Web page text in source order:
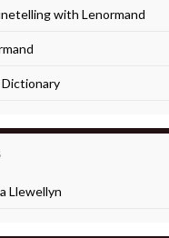
with Lenormand
Llewellyn